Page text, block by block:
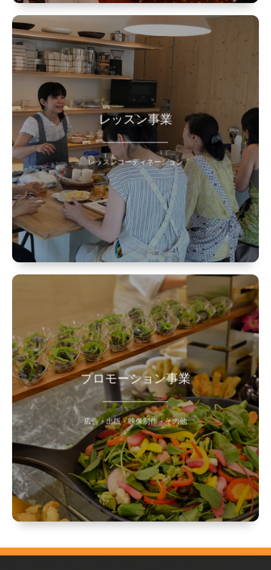
レッスン事業
レッスンコーディネーション
アットホームな雰囲気で学べる
少人数制をとり、参加頂きやすい
「入会金なし・個別申込み・単発レッスン」
のシステムとなっております。
バラエティ豊かなレッスン内容を
ご用意しておりますので、
是非ご参加ください！
>> レッスン事業詳細はこちら
プロモーション事業
広告・出版・映像制作・その他
出版物への広告掲載募集、
プロモーションの為の動画制作、
書籍出版、レシピ開発、バスツアー等
クライアント様のご要望にあわせて
お手伝いします。
お気軽にお問い合わせください。
>> プロモーション事業詳細はこちら